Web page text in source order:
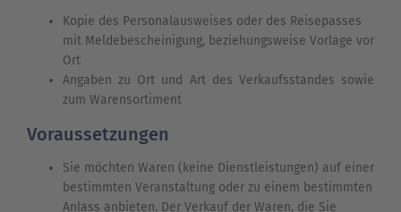
Kopie des Personalausweises oder des Reisepasses
mit Meldebescheinigung, beziehungsweise Vorlage vor
Ort
Angaben zu Ort und Art des Verkaufsstandes sowie
zum Warensortiment
Voraussetzungen
Sie möchten Waren (keine Dienstleistungen) auf einer
bestimmten Veranstaltung oder zu einem bestimmten
Anlass anbieten. Der Verkauf der Waren, die Sie